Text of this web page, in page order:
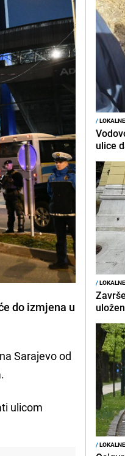
do izmjena u
Sarajevo od
ulicom
/
ulice
/
/